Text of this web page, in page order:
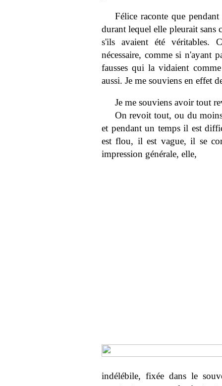
Félice raconte que
durant lequel elle pleurait sans
s'ils avaient été véritables.
nécessaire, comme si n'ayant
fausses qui la vidaient
aussi. Je me souviens en effet
Je me souviens avoir tout
On revoit tout, ou du
et pendant un temps il est
est flou, il est vague, il se
impression générale, elle,
indélébile, fixée dans le